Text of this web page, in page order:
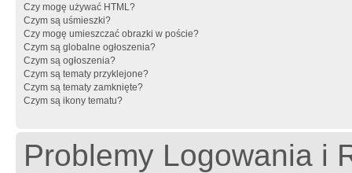
Czy mogę używać HTML?
Czym są uśmieszki?
Czy mogę umieszczać obrazki w poście?
Czym są globalne ogłoszenia?
Czym są ogłoszenia?
Czym są tematy przyklejone?
Czym są tematy zamknięte?
Czym są ikony tematu?
Problemy Logowania i